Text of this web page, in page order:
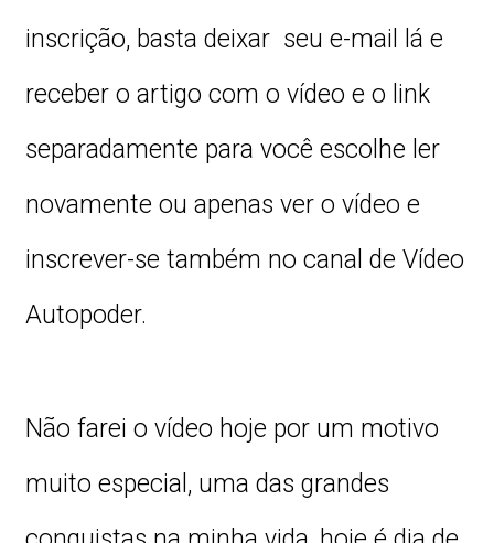
inscrição, basta deixar seu e-mail lá e
receber o artigo com o vídeo e o link
separadamente para você escolhe ler
novamente ou apenas ver o vídeo e
inscrever-se também no canal de Vídeo
Autopoder.
Não farei o vídeo hoje por um motivo
muito especial, uma das grandes